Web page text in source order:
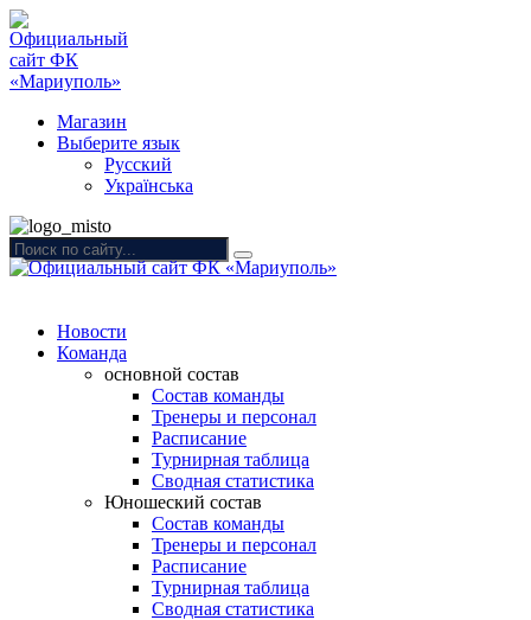
Магазин
Выберите язык
Русский
Українська
Новости
Команда
основной состав
Состав команды
Тренеры и персонал
Расписание
Турнирная таблица
Сводная статистика
Юношеский состав
Состав команды
Тренеры и персонал
Расписание
Турнирная таблица
Сводная статистика